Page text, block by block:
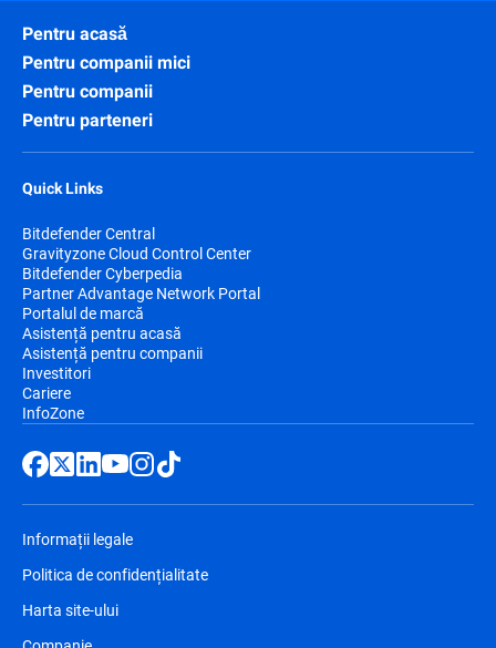
Pentru acasă
Pentru companii mici
Pentru companii
Pentru parteneri
Quick Links
Bitdefender Central
Gravityzone Cloud Control Center
Bitdefender Cyberpedia
Partner Advantage Network Portal
Portalul de marcă
Asistență pentru acasă
Asistență pentru companii
Investitori
Cariere
InfoZone
Informații legale
Politica de confidențialitate
Harta site-ului